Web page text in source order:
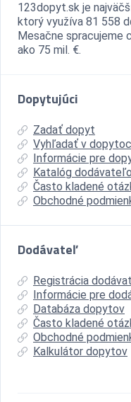
123dopyt.sk je
ktorý využíva 81 558
Mesačne spracujeme
ako 75 mil. €.
Dopytujúci
Zadať dopyt
Vyhľadať v
Informácie pre
Katalóg
Často kladené
Obchodné
Dodávateľ
Registrácia
Informácie pre
Databáza dopytov
Často kladené
Obchodné
Kalkulátor dopytov